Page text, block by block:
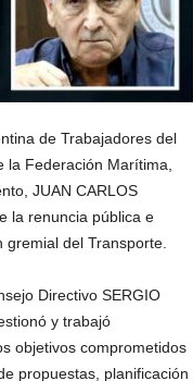
de Trabajadores del
Federación Marítima,
JUAN CARLOS
la renuncia pública e
del Transporte.
Directivo SERGIO
y trabajó
objetivos comprometidos
propuestas, planificación